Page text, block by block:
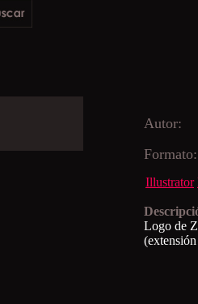
Autor:
Formato:
Illustrator
Logo de